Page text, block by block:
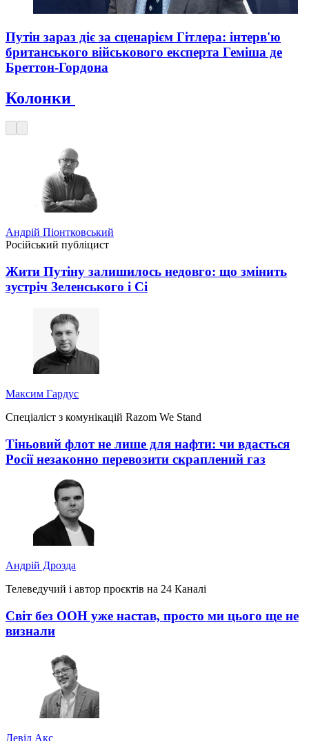
Путін зараз діє за сценарієм Гітлера: інтерв'ю
британського військового експерта Геміша де
Бреттон-Гордона
Колонки
Андрій Піонтковський
Російський публіцист
Жити Путіну залишилось недовго: що змінить
зустріч Зеленського і Сі
Максим Гардус
Спеціаліст з комунікацій Razom We Stand
Тіньовий флот не лише для нафти: чи вдасться
Росії незаконно перевозити скраплений газ
Андрій Дрозда
Телеведучий і автор проєктів на 24 Каналі
Світ без ООН уже настав, просто ми цього ще не
визнали
Девід Акс